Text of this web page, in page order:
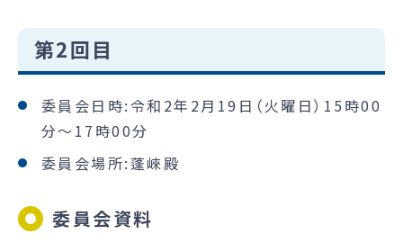
第2回目
委員会日時:令和2年2月19日（火曜日）15時00
分～17時00分
委員会場所:蓬崍殿
委員会資料